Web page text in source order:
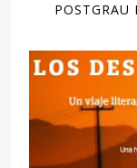
POSTGRAU